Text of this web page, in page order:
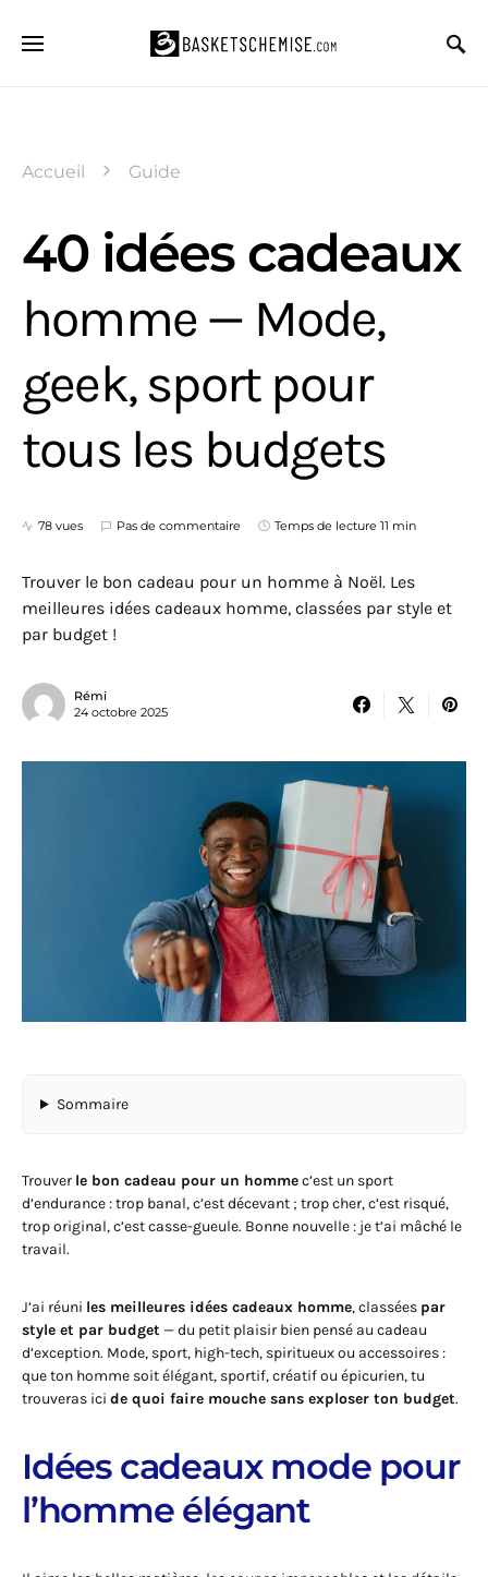
Accueil Guide
40 idées cadeaux
homme — Mode,
geek, sport pour
tous les budgets
78 vues Pas de commentaire Temps de lecture 11 min
Trouver le bon cadeau pour un homme à Noël. Les
meilleures idées cadeaux homme, classées par style et
par budget !
Rémi
24 octobre 2025
Sommaire
Trouver le bon cadeau pour un hommec’est un sport
d’endurance : trop banal, c’est décevant ; trop cher, c’est risqué,
trop original, c’est casse-gueule. Bonne nouvelle : je t’ai mâché le
travail.
J’ai réuni les meilleures idées cadeaux homme, classées par
style et par budget — du petit plaisir bien pensé au cadeau
d’exception. Mode, sport, high-tech, spiritueux ou accessoires :
que ton homme soit élégant, sportif, créatif ou épicurien, tu
trouveras ici de quoi faire mouche sans exploser ton budget.
Idées cadeaux mode pour
l’homme élégant